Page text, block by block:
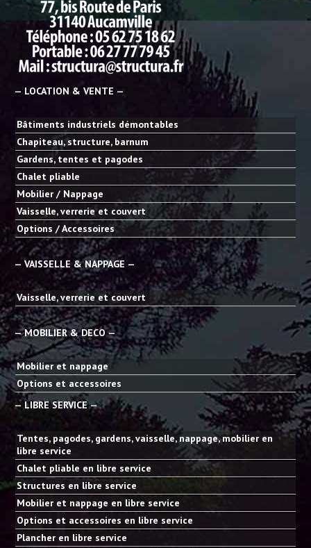
— LOCATION & VENTE —
Bâtiments industriels démontables
Chapiteau, structure, barnum
Gardens, tentes et pagodes
Chalet pliable
Mobilier / Nappage
Vaisselle, verrerie et couvert
Options / Accessoires
— VAISSELLE & NAPPAGE —
Vaisselle, verrerie et couvert
— MOBILIER & DECO —
Mobilier et nappage
Options et accessoires
— LIBRE SERVICE —
Tentes, pagodes, gardens, vaisselle, nappage, mobilier en
libre service
Chalet pliable en libre service
Structures en libre service
Mobilier et nappage en libre service
Options et accessoires en libre service
Plancher en libre service